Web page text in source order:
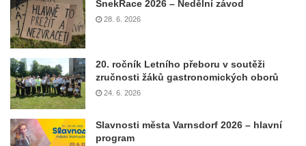
ŠnekRace 2026 – Nedělní závod
28. 6. 2026
20. ročník Letního přeboru v soutěži
zručnosti žáků gastronomických oborů
24. 6. 2026
Slavnosti města Varnsdorf 2026 – hlavní
program